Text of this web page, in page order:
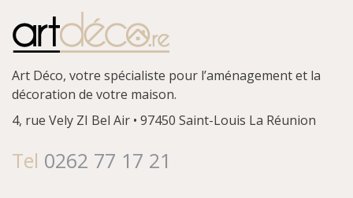
Art Déco, votre spécialiste pour l’aménagement et la
décoration de votre maison.
4, rue Vely ZI Bel Air • 97450 Saint-Louis La Réunion
Tel 0262 77 17 21